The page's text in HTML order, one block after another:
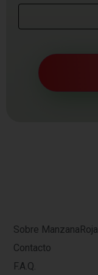
Sobre ManzanaRoja
Contacto
F.A.Q.